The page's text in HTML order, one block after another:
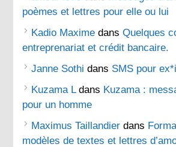
poèmes et lettres pour elle ou lui
Kadio Maxime dansQuelques
entreprenariat et crédit bancaire.
Janne Sothi dans SMS pour
Kuzama Ldans Kuzama :
pour un homme
Maximus Taillandier dans
modèles de textes et lettres